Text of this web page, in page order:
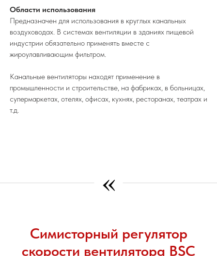
Области использования
Предназначен для использования в круглых канальных
воздуховодах. В системах вентиляции в зданиях пищевой
индустрии обязательно применять вместе с
жироулавливающим фильтром.
Канальные вентиляторы находят применение в
промышленности и строительстве, на фабриках, в больницах,
супермаркетах, отелях, офисах, кухнях, ресторанах, театрах и
т.д.
«
Симисторный регулятор
скорости вентилятора BSC